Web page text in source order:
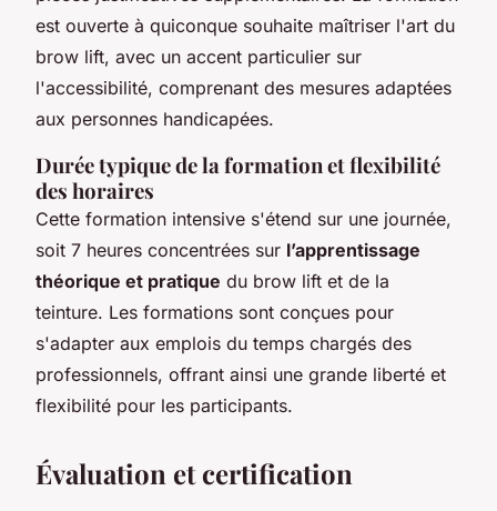
est ouverte à quiconque souhaite maîtriser l'art du
brow lift, avec un accent particulier sur
l'accessibilité, comprenant des mesures adaptées
aux personnes handicapées.
Durée typique de la formation et flexibilité
des horaires
Cette formation intensive s'étend sur une journée,
soit 7 heures concentrées sur l’apprentissage
théorique et pratique du brow lift et de la
teinture. Les formations sont conçues pour
s'adapter aux emplois du temps chargés des
professionnels, offrant ainsi une grande liberté et
flexibilité pour les participants.
Évaluation et certification